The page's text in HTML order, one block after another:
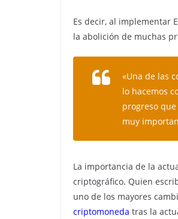
Es decir, al implementar
la abolición de muchas
«Una de las
lo hacemos
progreso que
muy
La importancia de la
criptográfico. Quien
uno de los mayores
criptomoneda tras la